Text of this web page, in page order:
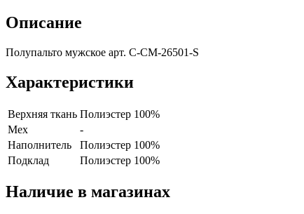
Описание
Полупальто мужское арт. C-CM-26501-S
Характеристики
Верхняя ткань Полиэстер 100%
Мех
-
Наполнитель
Полиэстер 100%
Подклад
Полиэстер 100%
Наличие в магазинах